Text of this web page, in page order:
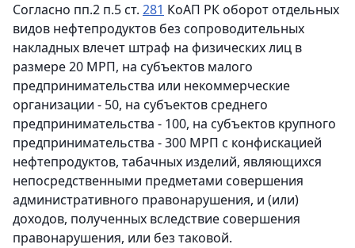
Согласно пп.2 п.5 ст. 281 КоАП РК оборот отдельных
видов нефтепродуктов без сопроводительных
накладных влечет штраф на физических лиц в
размере 20 МРП, на субъектов малого
предпринимательства или некоммерческие
организации - 50, на субъектов среднего
предпринимательства - 100, на субъектов крупного
предпринимательства - 300 МРП с конфискацией
нефтепродуктов, табачных изделий, являющихся
непосредственными предметами совершения
административного правонарушения, и (или)
доходов, полученных вследствие совершения
правонарушения, или без таковой.